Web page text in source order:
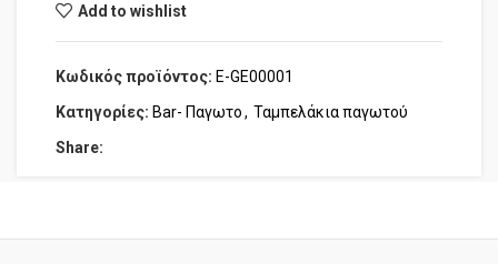
Add to wishlist
Κωδικός προϊόντος: E-GE00001
Κατηγορίες: Bar- Παγωτο, Ταμπελάκια παγωτού
Share: